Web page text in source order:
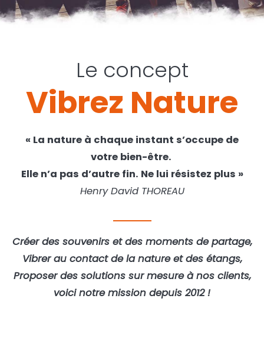
Le concept
Vibrez Nature
« La nature à chaque instant s’occupe de
votre bien-être.
Elle n’a pas d’autre fin. Ne lui résistez plus »
Henry David THOREAU
Créer des souvenirs et des moments de partage,
Vibrer au contact de la nature et des étangs,
Proposer des solutions sur mesure à nos clients,
voici notre mission depuis 2012 !